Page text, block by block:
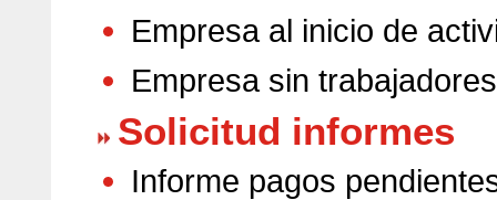
Empresa al inicio de
Empresa sin
Solicitud informes
Informe pagos